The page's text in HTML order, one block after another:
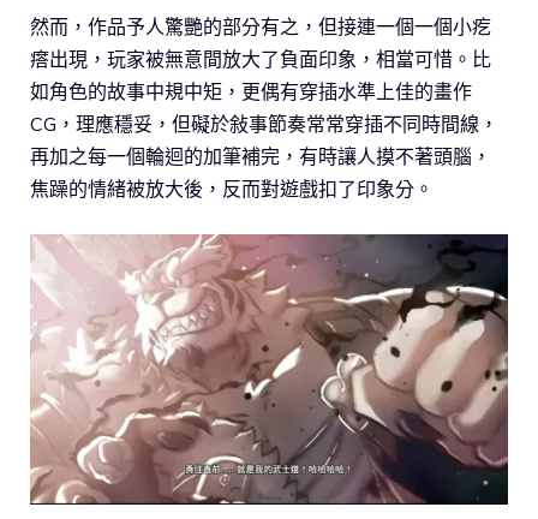
然而，作品予人驚艷的部分有之，但接連一個一個小疙
瘩出現，玩家被無意間放大了負面印象，相當可惜。比
如角色的故事中規中矩，更偶有穿插水準上佳的畫作
CG，理應穩妥，但礙於敍事節奏常常穿插不同時間線，
再加之每一個輪迴的加筆補完，有時讓人摸不著頭腦，
焦躁的情緒被放大後，反而對遊戲扣了印象分。